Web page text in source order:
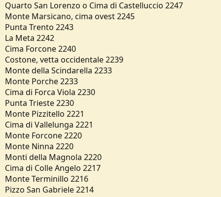
Quarto San Lorenzo o Cima di Castelluccio 2247
Monte Marsicano, cima ovest 2245
Punta Trento 2243
La Meta 2242
Cima Forcone 2240
Costone, vetta occidentale 2239
Monte della Scindarella 2233
Monte Porche 2233
Cima di Forca Viola 2230
Punta Trieste 2230
Monte Pizzitello 2221
Cima di Vallelunga 2221
Monte Forcone 2220
Monte Ninna 2220
Monti della Magnola 2220
Cima di Colle Angelo 2217
Monte Terminillo 2216
Pizzo San Gabriele 2214